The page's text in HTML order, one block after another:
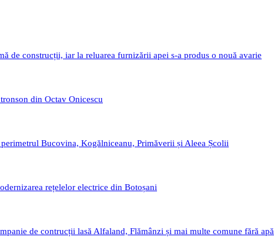
de construcții, iar la reluarea furnizării apei s-a produs o nouă avarie
din Octav Onicescu
Bucovina, Kogălniceanu, Primăverii și Aleea Școlii
rețelelor electrice din Botoșani
de contrucții lasă Alfaland, Flămânzi și mai multe comune fără apă